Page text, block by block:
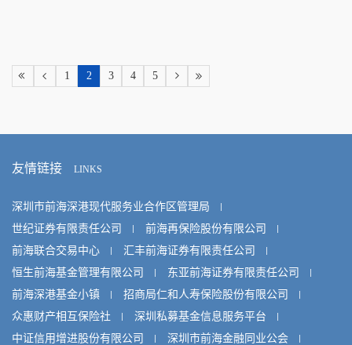
1 2 3 4 5
友情链接 LINKS
深圳市前海深港现代服务业合作区管理局
世纪证券有限责任公司
前海再保险股份有限公司
前海联合交易中心
汇丰前海证券有限责任公司
恒生前海基金管理有限公司
东亚前海证券有限责任公司
前海深港基金小镇
招商局仁和人寿保险股份有限公司
众惠财产相互保险社
深圳私募基金信息服务平台
中证信用增进股份有限公司
深圳市前海金融同业公会